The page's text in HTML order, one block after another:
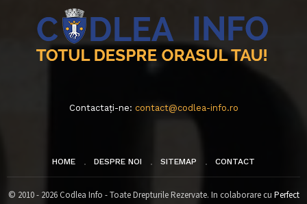
Contactați-ne: contact@codlea-info.ro
HOME DESPRE NOI SITEMAP CONTACT
© 2010 - 2026 Codlea Info - Toate Drepturile Rezervate. In colaborare cu Perfect